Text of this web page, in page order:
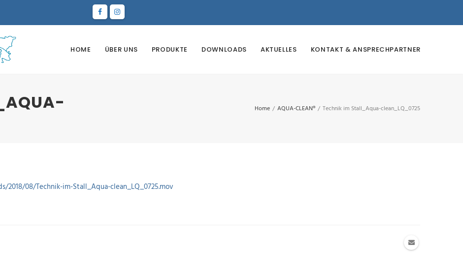
HOME ÜBER UNS PRODUKTE DOWNLOADS AKTUELLES KONTAKT & ANSPRECHPARTNER
Home / AQUA-CLEAN® / Technik im Stall_Aqua-clean_LQ_0725
08/Technik-im-Stall_Aqua-clean_LQ_0725.mov